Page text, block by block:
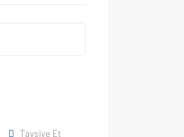
Tavsiye Et